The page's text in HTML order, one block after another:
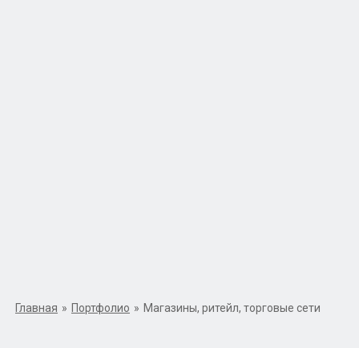
Главная » Портфолио » Магазины, ритейл, торговые сети